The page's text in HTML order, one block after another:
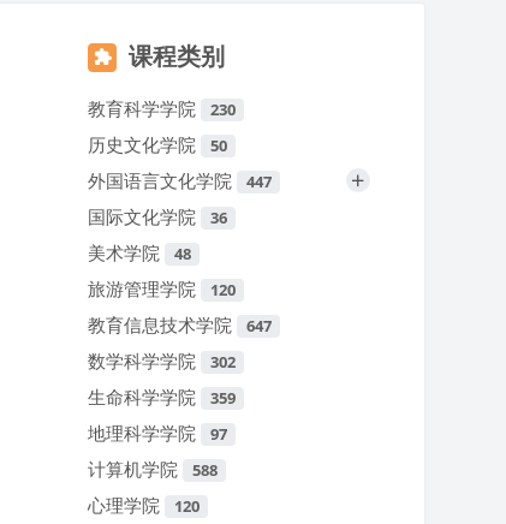
课程类别
教育科学学院 230
历史文化学院 50
外国语言文化学院 447 +
国际文化学院 36
美术学院 48
旅游管理学院 120
教育信息技术学院 647
数学科学学院 302
生命科学学院 359
地理科学学院 97
计算机学院 588
心理学院 120